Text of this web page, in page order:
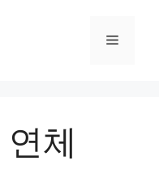
Menu
체